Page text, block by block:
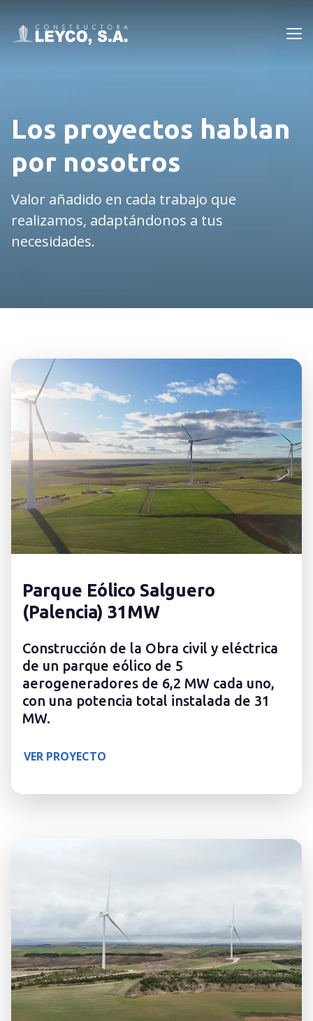
Leyco
Los proyectos hablan
por nosotros
Valor añadido en cada trabajo que
realizamos, adaptándonos a tus
necesidades.
Parque Eólico Salguero
(Palencia) 31MW
Construcción de la Obra civil y eléctrica
de un parque eólico de 5
aerogeneradores de 6,2 MW cada uno,
con una potencia total instalada de 31
MW.
VER PROYECTO